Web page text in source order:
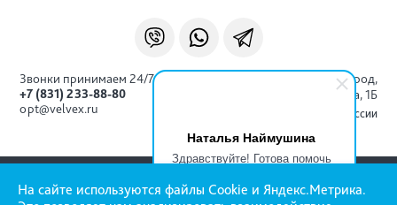
Наталья Наймушина
Здравствуйте! Готова помочь
вас появятся вопросы.
Звонки принимаем 24/7
+7 (831) 233-88-80
opt@velvex.ru
г. Нижний Новгород,
ул. Ковпака, 1Б
Доставка по всей России
VELVEX
На сайте используются файлы Cookie и Яндекс.Метрика.